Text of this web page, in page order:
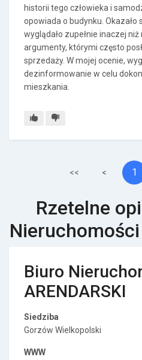
historii tego człowieka i
opowiada o budynku. Okazało
wyglądało zupełnie inaczej niż
argumenty, którymi często
sprzedaży. W mojej ocenie,
dezinformowanie w celu
mieszkania.
<< < 1
Rzetelne
Nieruchomości
Biuro
ARENDARSKI
Siedziba
Gorzów Wielkopolski
WWW